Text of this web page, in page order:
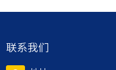
联系我们